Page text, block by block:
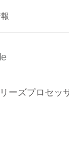
ーズプロセッ